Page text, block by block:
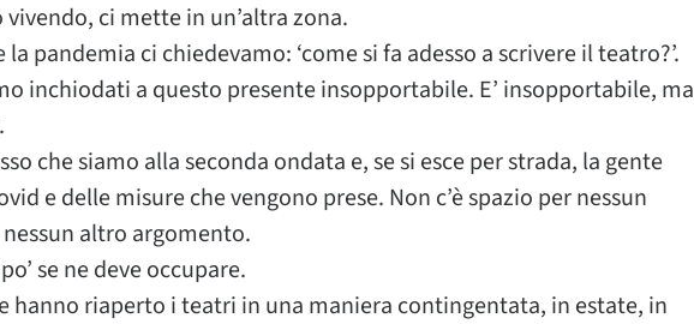
ci mette in un’altra zona.
pandemia ci chiedevamo: ‘come si fa adesso a scrivere il teatro?’.
inchiodati a questo presente insopportabile. E’ insopportabile, ma
che siamo alla seconda ondata e, se si esce per strada, la gente
e delle misure che vengono prese. Non c’è spazio per nessun
altro argomento.
se ne deve occupare.
hanno riaperto i teatri in una maniera contingentata, in estate, in